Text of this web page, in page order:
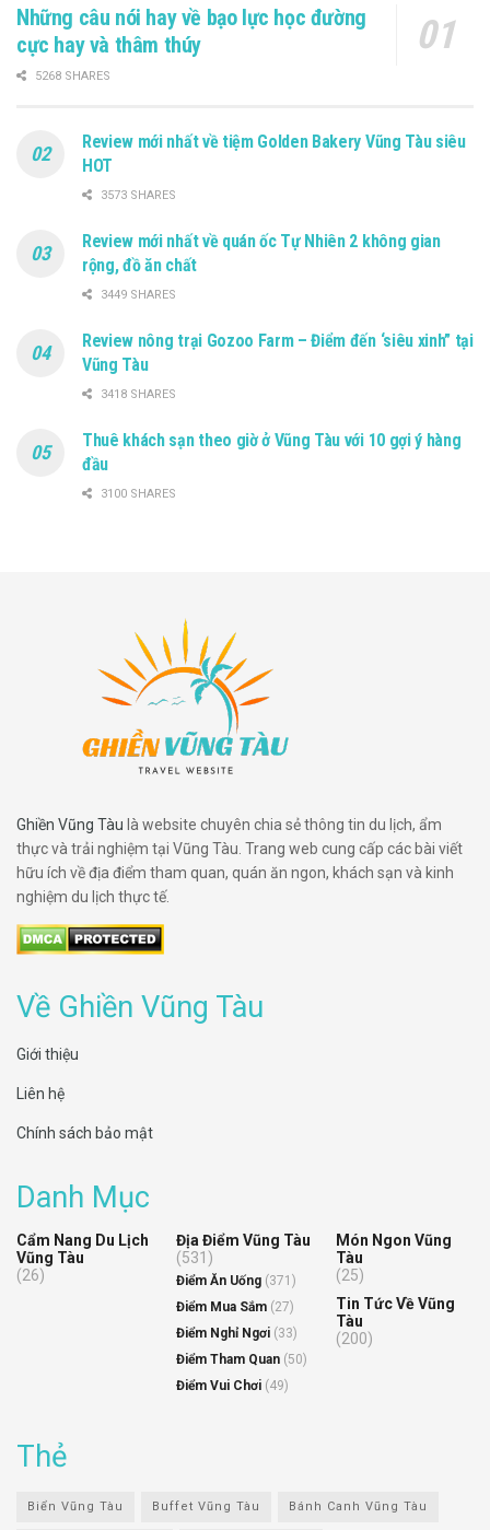
Những câu nói hay về bạo lực học đường
cực hay và thâm thúy
5268 SHARES
Review mới nhất về tiệm Golden Bakery Vũng Tàu siêu
HOT
3573 SHARES
Review mới nhất về quán ốc Tự Nhiên 2 không gian
rộng, đồ ăn chất
3449 SHARES
Review nông trại Gozoo Farm – Điểm đến ‘siêu xinh” tại
Vũng Tàu
3418 SHARES
Thuê khách sạn theo giờ ở Vũng Tàu với 10 gợi ý hàng
đầu
3100 SHARES
Ghiền Vũng Tàu là website chuyên chia sẻ thông tin du lịch, ẩm
thực và trải nghiệm tại Vũng Tàu. Trang web cung cấp các bài viết
hữu ích về địa điểm tham quan, quán ăn ngon, khách sạn và kinh
nghiệm du lịch thực tế.
Về Ghiền Vũng Tàu
Giới thiệu
Liên hệ
Chính sách bảo mật
Danh Mục
Cẩm Nang Du Lịch
Vũng Tàu
(26)
Địa Điểm Vũng Tàu
(531)
Điểm Ăn Uống (371)
Điểm Mua Sắm (27)
Điểm Nghỉ Ngơi (33)
Điểm Tham Quan (50)
Điểm Vui Chơi (49)
Món Ngon Vũng
Tàu
(25)
Tin Tức Về Vũng
Tàu
(200)
Thẻ
Biển Vũng Tàu Buffet Vũng Tàu Bánh Canh Vũng Tàu